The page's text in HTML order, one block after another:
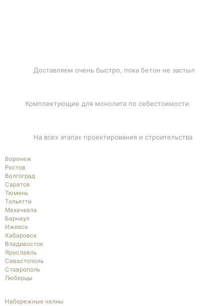
Доставляем очень быстро, пока бетон не застыл
Комплектующие для монолита по себестоимости
На всех этапах проектирования и строительства
Воронеж
Ростов
Волгоград
Саратов
Тюмень
Тольятти
Махачкала
Барнаул
Ижевск
Хабаровск
Владивосток
Ярославль
Севастополь
Ставрополь
Люберцы
Набережные челны